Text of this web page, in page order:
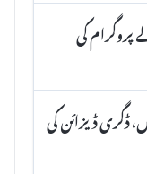
پروگرام کی
ڈگری ڈیزائن کی